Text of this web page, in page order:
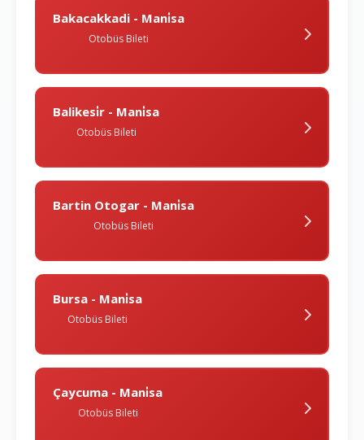
Bakacakkadi - Mani̇sa
Otobüs Bileti
Balikesi̇r - Mani̇sa
Otobüs Bileti
Bartin Otogar - Mani̇sa
Otobüs Bileti
Bursa - Mani̇sa
Otobüs Bileti
Çaycuma - Mani̇sa
Otobüs Bileti